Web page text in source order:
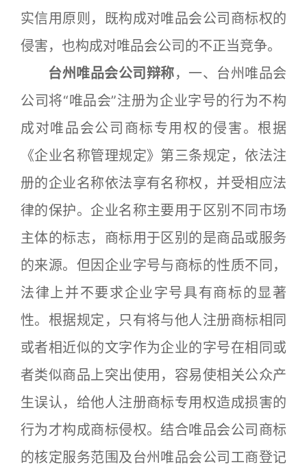
实信用原则，既构成对唯品会公司商标权的
侵害，也构成对唯品会公司的不正当竞争。
台州唯品会公司辩称，一、台州唯品会
公司将“唯品会”注册为企业字号的行为不构
成对唯品会公司商标专用权的侵害。根据
《企业名称管理规定》第三条规定，依法注
册的企业名称依法享有名称权，并受相应法
律的保护。企业名称主要用于区别不同市场
主体的标志，商标用于区别的是商品或服务
的来源。但因企业字号与商标的性质不同，
法律上并不要求企业字号具有商标的显著
性。根据规定，只有将与他人注册商标相同
或者相近似的文字作为企业的字号在相同或
者类似商品上突出使用，容易使相关公众产
生误认，给他人注册商标专用权造成损害的
行为才构成商标侵权。结合唯品会公司商标
的核定服务范围及台州唯品会公司工商登记